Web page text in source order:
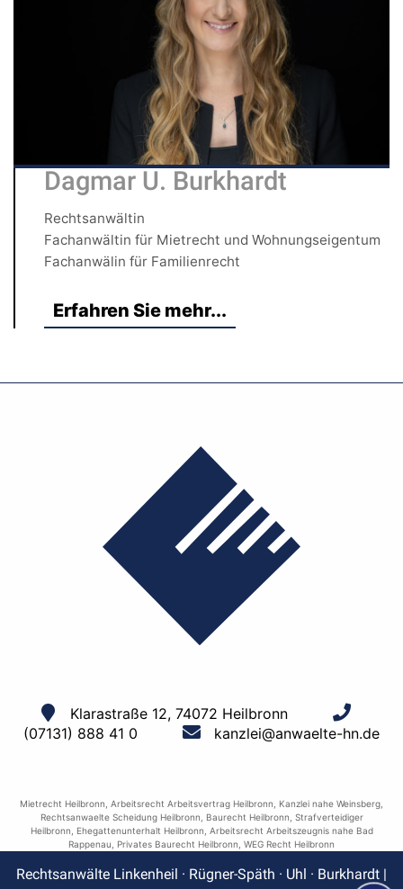
Dagmar U. Burkhardt
Rechtsanwältin
Fachanwältin für Mietrecht und Wohnungseigentum
Fachanwälin für Familienrecht
Erfahren Sie mehr...
Klarastraße 12, 74072 Heilbronn
(07131) 888 41 0
kanzlei@anwaelte-hn.de
Mietrecht Heilbronn Arbeitsrecht Arbeitsvertrag Heilbronn Kanzlei nahe Weinsberg
Rechtsanwaelte Scheidung Heilbronn
Baurecht Heilbronn Strafverteidiger
Heilbronn
Ehegattenunterhalt Heilbronn Arbeitsrecht Arbeitszeugnis nahe Bad
Rappenau
Privates Baurecht Heilbronn WEG Recht Heilbronn
Rechtsanwälte Linkenheil · Rügner-Späth · Uhl · Burkhardt |